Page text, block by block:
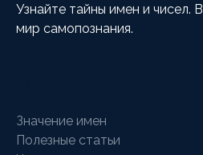
Узнайте тайны имен и чисел.
мир самопознания.
Значение имен
Полезные статьи